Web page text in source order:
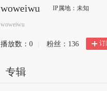
woweiwu IP属地：未知
woweiwu
播放数： 0 粉丝： 136 订
专辑